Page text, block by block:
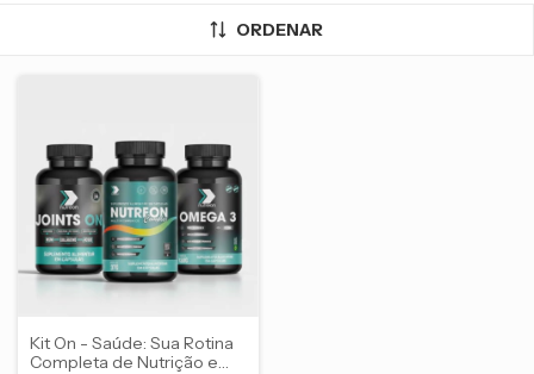
ORDENAR
Kit On - Saúde: Sua Rotina
Completa de Nutrição e